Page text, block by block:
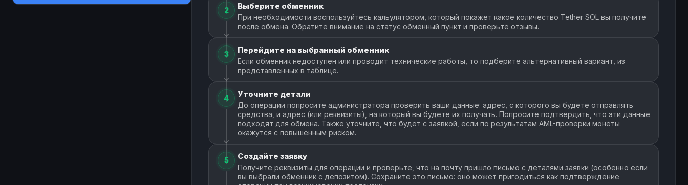
2 Выберите обменник
При необходимости воспользуйтесь кальулятором, который покажет какое количество Tether SOL вы получите
после обмена. Обратите внимание на статус обменный пункт и проверьте отзывы.
3 Перейдите на выбранный обменник
Если обменник недоступен или проводит технические работы, то подберите альтернативный вариант, из
представленных в таблице.
4 Уточните детали
До операции попросите администратора проверить ваши данные: адрес, с которого вы будете отправлять
средства, и адрес (или реквизиты), на который вы будете их получать. Попросите подтвердить, что эти данные
подходят для обмена. Также уточните, что будет с заявкой, если по результатам AML-проверки монеты
окажутся с повышенным риском.
5 Создайте заявку
Получите реквизиты для операции и проверьте, что на почту пришло письмо с деталями заявки (особенно если
вы выбрали обменник с депозитом). Сохраните это письмо: оно может пригодиться как подтверждение